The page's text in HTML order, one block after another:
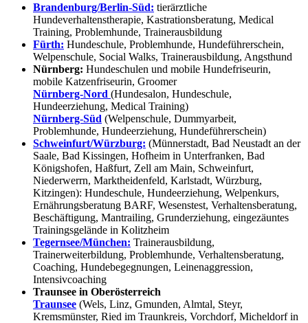
Brandenburg/Berlin-Süd: tierärztliche
Hundeverhaltenstherapie, Kastrationsberatung, Medical
Training, Problemhunde, Trainerausbildung
Fürth: Hundeschule, Problemhunde, Hundeführerschein,
Welpenschule, Social Walks, Trainerausbildung, Angsthund
Nürnberg: Hundeschulen und mobile Hundefriseurin,
mobile Katzenfriseurin, Groomer
Nürnberg-Nord (Hundesalon, Hundeschule,
Hundeerziehung, Medical Training)
Nürnberg-Süd (Welpenschule, Dummyarbeit,
Problemhunde, Hundeerziehung, Hundeführerschein)
Schweinfurt/Würzburg: (Münnerstadt, Bad Neustadt an der
Saale, Bad Kissingen, Hofheim in Unterfranken, Bad
Königshofen, Haßfurt, Zell am Main, Schweinfurt,
Niederwerrn, Marktheidenfeld, Karlstadt, Würzburg,
Kitzingen): Hundeschule, Hundeerziehung, Welpenkurs,
Ernährungsberatung BARF, Wesenstest, Verhaltensberatung,
Beschäftigung, Mantrailing, Grunderziehung, eingezäuntes
Trainingsgelände in Kolitzheim
Tegernsee/München: Trainerausbildung,
Trainerweiterbildung, Problemhunde, Verhaltensberatung,
Coaching, Hundebegegnungen, Leinenaggression,
Intensivcoaching
Traunsee in Oberösterreich
Traunsee (Wels, Linz, Gmunden, Almtal, Steyr,
Kremsmünster, Ried im Traunkreis, Vorchdorf, Micheldorf in